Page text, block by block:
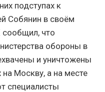
подступах к
Собянин в своём
сообщил, что
обороны в
и уничтожены
на Москву, а на месте
специалисты